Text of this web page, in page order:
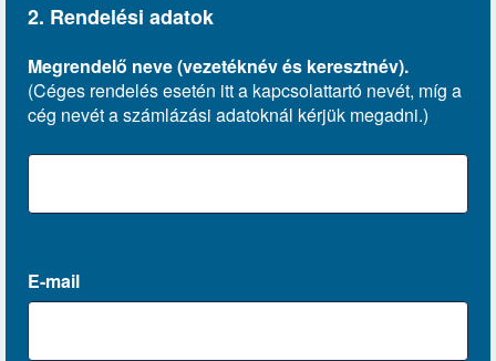
2. Rendelési adatok
Megrendelő neve (vezetéknév és keresztnév).
(Céges rendelés esetén itt a kapcsolattartó nevét, míg a
cég nevét a számlázási adatoknál kérjük megadni.)
E-mail